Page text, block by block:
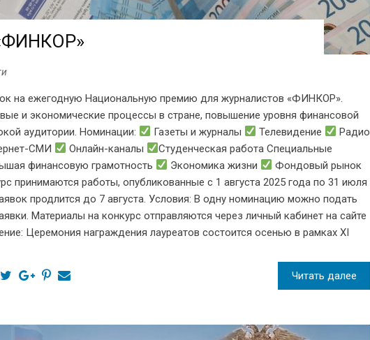
на ежегодную Национальную премию для журналистов «ФИНКОР».
и экономические процессы в стране, повышение уровня финансовой
аудитории. Номинации:
Газеты и журналы Телевидение
Радио
СМИ Онлайн-каналы
Студенческая работа Специальные
финансовую грамотность Экономика жизни
Фондовый рынок
принимаются работы, опубликованные с 1 августа 2025 года по 31 июля
продлится до 7 августа. Условия: В одну номинацию можно подать
Материалы на конкурс отправляются через личный кабинет на сайте
Церемония награждения лауреатов состоится осенью в рамках XI
Читать далее